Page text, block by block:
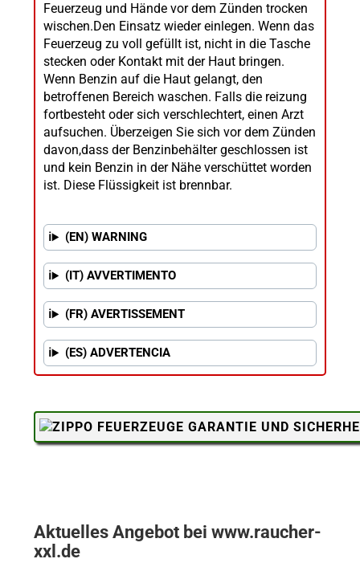
Feuerzeug und Hände vor dem Zünden trocken
wischen.Den Einsatz wieder einlegen. Wenn das
Feuerzeug zu voll gefüllt ist, nicht in die Tasche
stecken oder Kontakt mit der Haut bringen.
Wenn Benzin auf die Haut gelangt, den
betroffenen Bereich waschen. Falls die reizung
fortbesteht oder sich verschlechtert, einen Arzt
aufsuchen. Überzeigen Sie sich vor dem Zünden
davon,dass der Benzinbehälter geschlossen ist
und kein Benzin in der Nähe verschüttet worden
ist. Diese Flüssigkeit ist brennbar.
(EN) WARNING
(IT) AVVERTIMENTO
(FR) AVERTISSEMENT
(ES) ADVERTENCIA
Aktuelles Angebot bei www.raucher-
xxl.de